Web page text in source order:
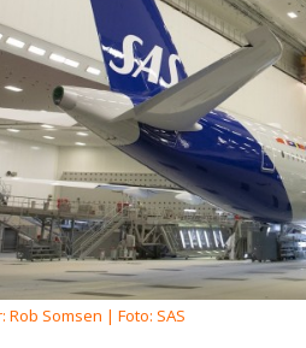
Rob Somsen | Foto: SAS